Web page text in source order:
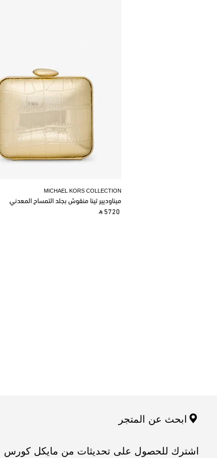
MICHAEL KORS COLLECTION
ميناوديير تينا منقوش بجلد التمساح المعدني
‎ ⃁ 5720 ‎
ابحث عن المتجر
اشترك للحصول على تحديثات من مايكل كورس